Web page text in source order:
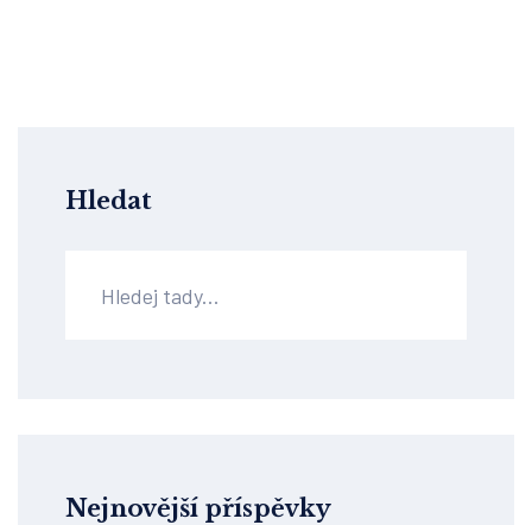
Hledat
Nejnovější příspěvky